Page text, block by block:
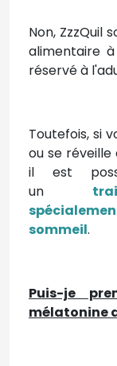
Non, ZzzQuil
alimentaire
réservé à
Toutefois, si
ou se réveille
il est
un
sommeil.
Puis-je
mélatonine